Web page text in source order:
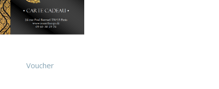
Voucher